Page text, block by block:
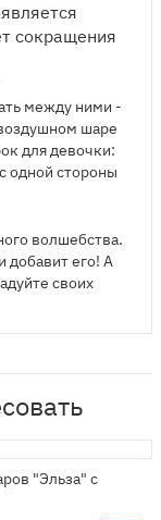
сокращения
между ними -
шаре
для девочки:
одной стороны
волшебства.
его! А
своих
"Эльза" с